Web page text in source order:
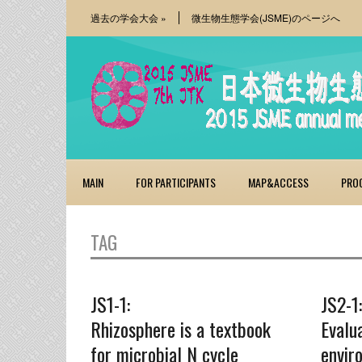
過去の学会大会 » 微生物生態学会(JSME)のページへ
MAIN FOR PARTICIPANTS MAP&ACCESS
TAG
JS1-1:
Rhizosphere is a textbook
for microbial N cycle
JS2-1: